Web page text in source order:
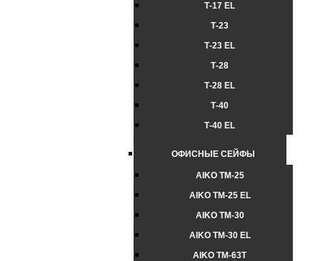
Т-17 EL
Т-23
Т-23 EL
Т-28
Т-28 EL
Т-40
Т-40 EL
ОФИСНЫЕ СЕЙФЫ
AIKO TM-25
AIKO TM-25 EL
AIKO TM-30
AIKO TM-30 EL
AIKO TM-63Т